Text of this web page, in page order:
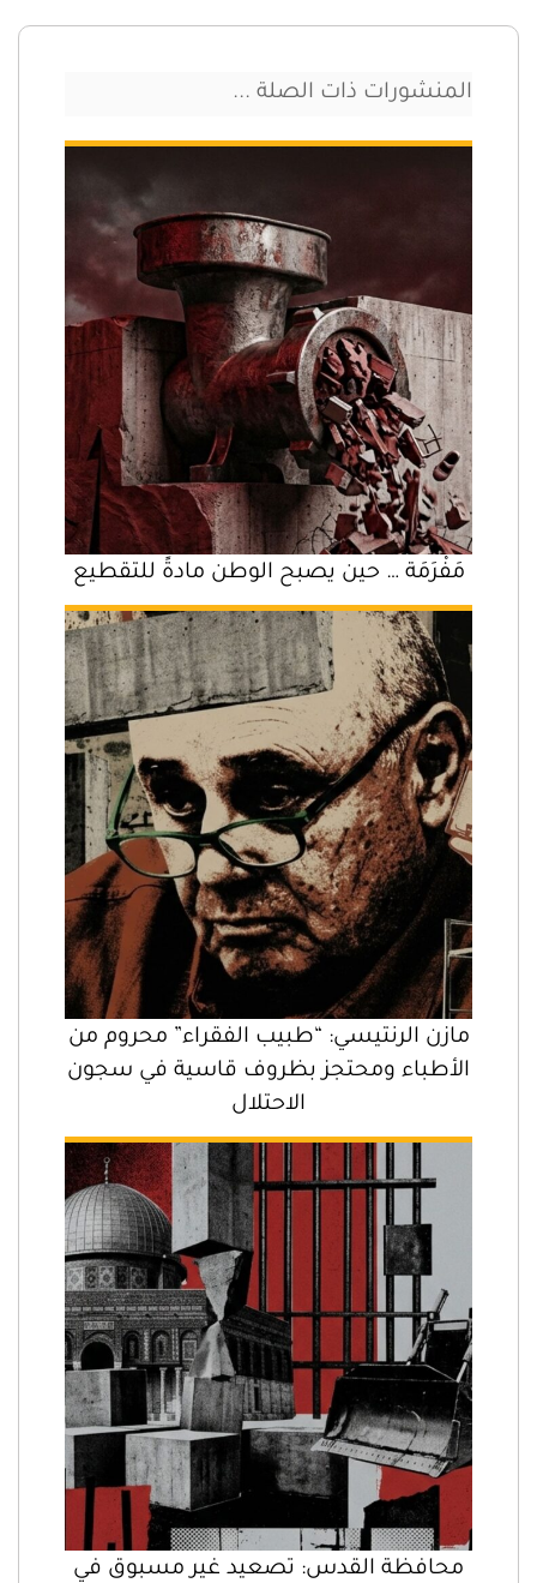
المنشورات ذات الصلة ...
مَفْرَمَة … حين يصبح الوطن مادةً للتقطيع
مازن الرنتيسي: “طبيب الفقراء” محروم من
الأطباء ومحتجز بظروف قاسية في سجون
الاحتلال
محافظة القدس: تصعيد غير مسبوق في